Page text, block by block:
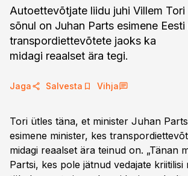
Autoettevõtjate liidu juhi Villem Tori
sõnul on Juhan Parts esimene
transpordiettevõtete jaoks ka
midagi reaalset ära tegi.
Jaga Salvesta Vihja
Tori ütles täna, et minister Juhan
esimene minister, kes
midagi reaalset ära teinud on. „Tänan
Partsi, kes pole jätnud vedajate kriitilisi